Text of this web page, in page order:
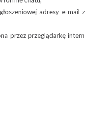
adresy e-mail
przez przeglądarkę